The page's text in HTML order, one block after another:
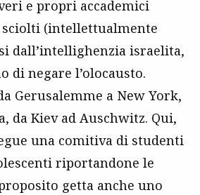
e propri accademici
(intellettualmente
dall’intellighenzia israelita,
di negare l’olocausto.
Gerusalemme a New York,
da Kiev ad Auschwitz. Qui,
una comitiva di studenti
riportandone le
getta anche uno